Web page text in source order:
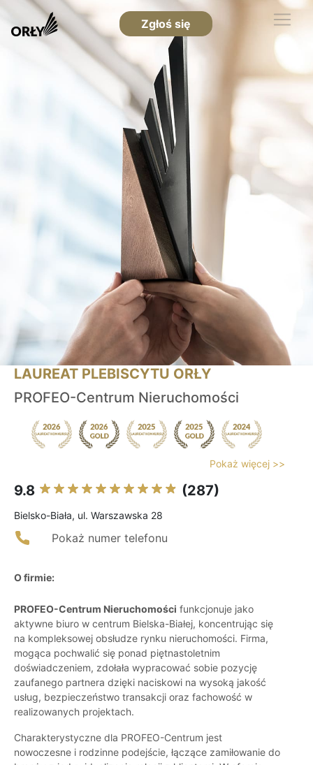
Zgłoś się
LAUREAT PLEBISCYTU ORŁY
PROFEO-Centrum Nieruchomości
Pokaż więcej >>
9.8 (287)
Bielsko-Biała, ul. Warszawska 28
Pokaż numer telefonu
O firmie:
PROFEO-Centrum Nieruchomości funkcjonuje jako
aktywne biuro w centrum Bielska-Białej, koncentrując się
na kompleksowej obsłudze rynku nieruchomości. Firma,
mogąca pochwalić się ponad piętnastoletnim
doświadczeniem, zdołała wypracować sobie pozycję
zaufanego partnera dzięki naciskowi na wysoką jakość
usług, bezpieczeństwo transakcji oraz fachowość w
realizowanych projektach.
Charakterystyczne dla PROFEO-Centrum jest
nowoczesne i rodzinne podejście, łączące zamiłowanie do